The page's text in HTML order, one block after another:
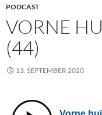
PODCAST
VORNE
(44)
13. SEPTEMBER 2020